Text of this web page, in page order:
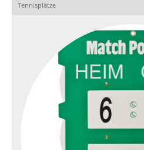
Tennisplätze